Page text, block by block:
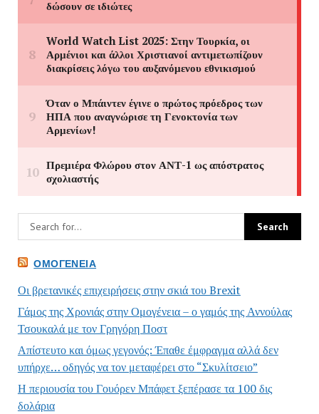
ΟΜΟΓΈΝΕΙΑ
Οι βρετανικές επιχειρήσεις στην σκιά του Brexit
Γάμος της Χρονιάς στην Ομογένεια – ο γαμός της Αννούλας
Τσουκαλά με τον Γρηγόρη Ποστ
Απίστευτο και όμως γεγονός: Έπαθε έμφραγμα αλλά δεν
υπήρχε… οδηγός να τον μεταφέρει στο “Σκυλίτσειο”
Η περιουσία του Γουόρεν Μπάφετ ξεπέρασε τα 100 δις
δολάρια